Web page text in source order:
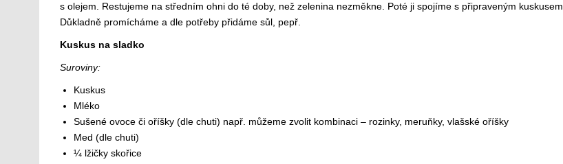
s olejem. Restujeme na středním ohni do té doby, než zelenina nezměkne. Poté ji spojíme s připraveným kuskusem.
Důkladně promícháme a dle potřeby přidáme sůl, pepř.
Kuskus na sladko
Suroviny:
Kuskus
Mléko
Sušené ovoce či oříšky (dle chuti) např. můžeme zvolit kombinaci – rozinky, meruňky, vlašské oříšky
Med (dle chuti)
¼ lžičky skořice